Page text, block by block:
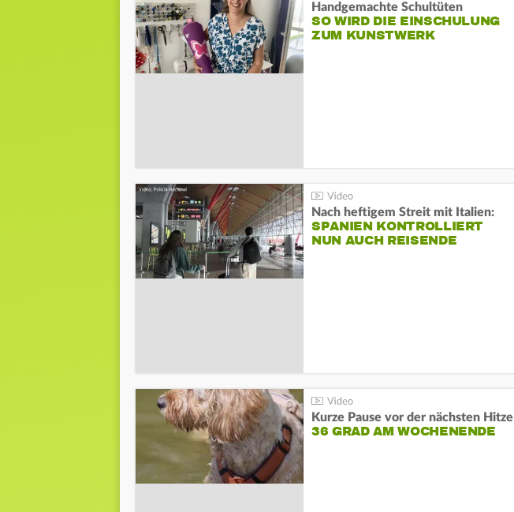
Handgemachte Schultüten
SO WIRD DIE EINSCHULUNG
ZUM KUNSTWERK
Nach heftigem Streit mit Italien:
SPANIEN KONTROLLIERT
NUN AUCH REISENDE
Kurze Pause vor der nächsten Hitze
36 GRAD AM WOCHENENDE